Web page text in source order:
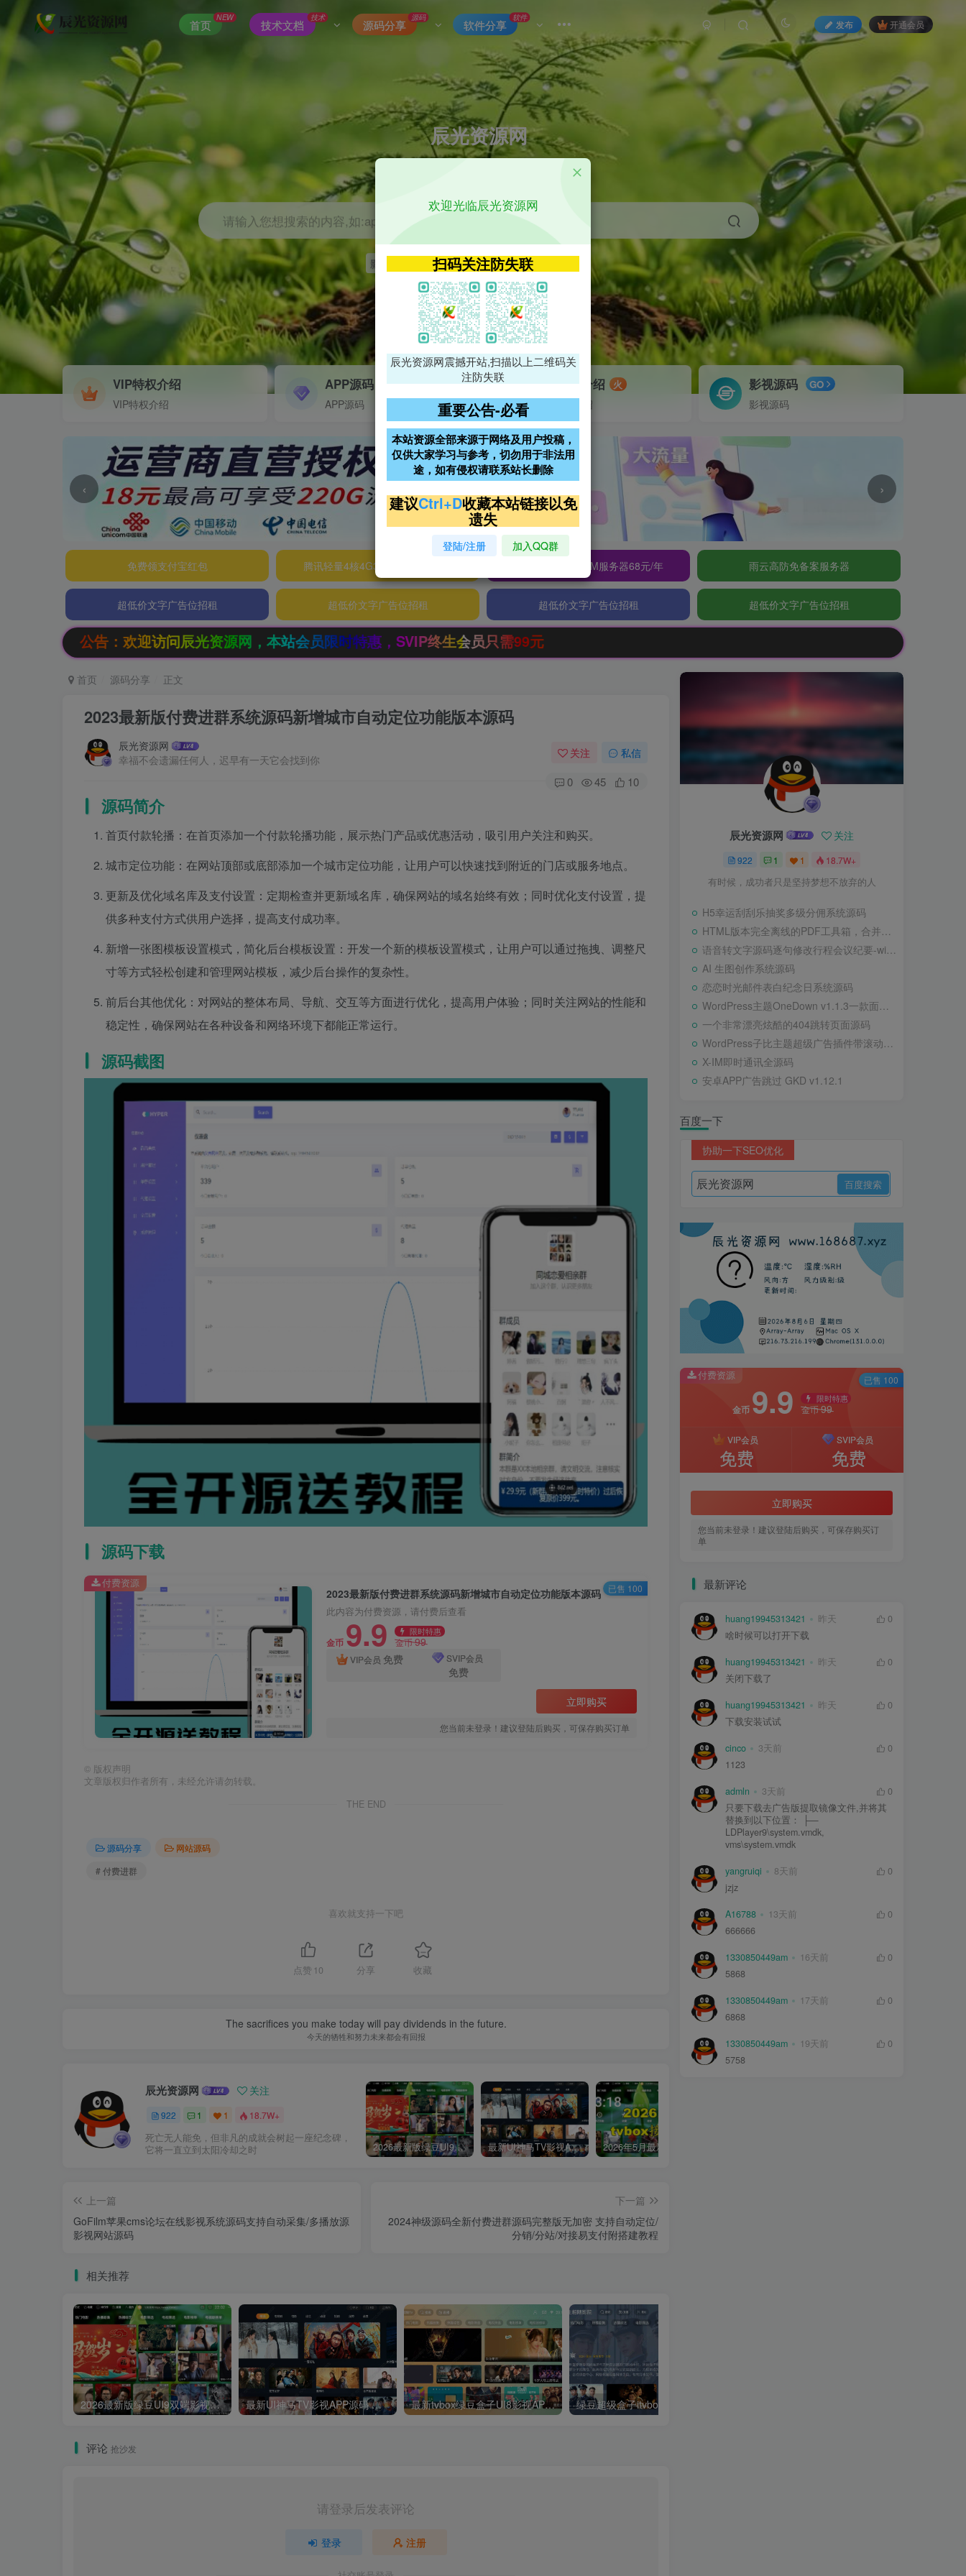
首页
NEW
技术文档
技术
源码分享
源码
软件分享
软件
发布 开通会员
辰光资源网
优质的网络资源分享平台
请输入您想搜索的内容,如:app源码
影视 神马 getapp 原神
VIP特权介绍
VIP特权介绍
APP源码
APP源码
VIP特权介绍 火
VIP特权介绍
影视源码 GO
影视源码
‹ ›
免费领支付宝红包 腾讯轻量4核4G3M服务器38元/年 阿里云2核2G200M服务器68元/年 雨云高防免备案服务器
超低价文字广告位招租 超低价文字广告位招租 超低价文字广告位招租 超低价文字广告位招租
问辰光资源网，本站会员限时特惠，SVIP终生会员只需99元
首页 源码分享 正文
2023最新版付费进群系统源码新增城市自动定位功能版本源码
辰光资源网
幸福不会遗漏任何人，迟早有一天它会找到你
关注 私信
0 45 10
源码简介
首页付款轮播：在首页添加一个付款轮播功能，展示热门产品或优惠活动，吸引用户关注和购买。
城市定位功能：在网站顶部或底部添加一个城市定位功能，让用户可以快速找到附近的门店或服务地点。
更新及优化域名库及支付设置：定期检查并更新域名库，确保网站的域名始终有效；同时优化支付设置，提
供多种支付方式供用户选择，提高支付成功率。
新增一张图模板设置模式，简化后台模板设置：开发一个新的模板设置模式，让用户可以通过拖拽、调整尺
寸等方式轻松创建和管理网站模板，减少后台操作的复杂性。
前后台其他优化：对网站的整体布局、导航、交互等方面进行优化，提高用户体验；同时关注网站的性能和
稳定性，确保网站在各种设备和网络环境下都能正常运行。
源码截图
源码下载
2023最新版付费进群系统源码新增城市自动定位功能版本源码
此内容为付费资源，请付费后查看
金币 9.9 限时特惠
金币99
VIP会员 免费 SVIP会员
免费
立即购买
您当前未登录！建议登陆后购买，可保存购买订单
付费资源 已售 100
© 版权声明
文章版权归作者所有，未经允许请勿转载。
THE END
源码分享
网站源码
# 付费进群
喜欢就支持一下吧
点赞 10 分享 收藏
The sacrifices you make today will pay dividends in the future.
今天的牺牲和努力未来都会有回报
辰光资源网 关注
922 1 1 18.7W+
死亡无人能免，但非凡的成就会树起一座纪念碑，
它将一直立到太阳冷却之时
2026最新版绿豆UI9双端影视APP源码 最新UI神马TV影视APP源码 乐檬影视苹果CMS后台 包含前后端源码
上一篇
GoFilm苹果cms论坛在线影视系统源码支持自动采集/多播放源
影视网站源码
下一篇
2024神级源码全新付费进群源码完整版无加密 支持自动定位/
分销/分站/对接易支付附搭建教程
相关推荐
2026最新版绿豆UI9双端影视APP源码 最新UI神马TV影视APP源码 乐檬影视苹果CMS后台 包含前后端源码 最新tvbox绿豆盒子UI8影视APP源码新增后台添加直播及加密功能 TV端影视APP反编译源码支持会员系统/代理系统/直播/自带免签收款/批量生成卡密
评论 抢沙发
请登录后发表评论
登录 注册
辰光资源网 关注
922 1 1 18.7W+
有时候，成功者只是坚持梦想不放弃的人
H5幸运刮刮乐抽奖多级分佣系统源码
HTML版本完全离线的PDF工具箱，合并、拆分、旋转、删除、PDF转图片、图片转PDF
语音转文字源码逐句修改行程会议纪要-wisper版本
AI 生图创作系统源码
恋恋时光邮件表白纪念日系统源码
WordPress主题OneDown v1.1.3一款面向个人站长的资源下载、技术教程、内容资讯类站点的 WordPress 主题
一个非常漂亮炫酷的404跳转页面源码
WordPress子比主题超级广告插件带滚动公告
X-IM即时通讯全源码
安卓APP广告跳过 GKD v1.12.1
百度一下
协助一下SEO优化
付费资源
金币 9.9 限时特惠
金币99
VIP会员
免费
SVIP会员
免费
立即购买
您当前未登录！建议登陆后购买，可保存购买订
单
已售 100
最新评论
huang19945313421 昨天
0
啥时候可以打开下载
huang19945313421 昨天
0
关闭下载了
huang19945313421 昨天
0
下载安装试试
cinco 3天前
0
1123
admln 3天前
0
只要下载去广告版提取镜像文件,并将其
替换到以下位置： ├—
LDPlayer9\system.vmdk,
vms\system.vmdk
yangruiqi 8天前
0
jzjz
A16788 13天前
0
666666
1330850449am 16天前
0
5868
1330850449am 17天前
0
6868
1330850449am 19天前
0
5758
欢迎光临辰光资源网
扫码关注防失联
辰光资源网震撼开站,扫描以上二维码关
注防失联
重要公告-必看
本站资源全部来源于网络及用户投稿，
仅供大家学习与参考，切勿用于非法用
途，如有侵权请联系站长删除
建议Ctrl+D收藏本站链接以免
遗失
登陆/注册 加入QQ群